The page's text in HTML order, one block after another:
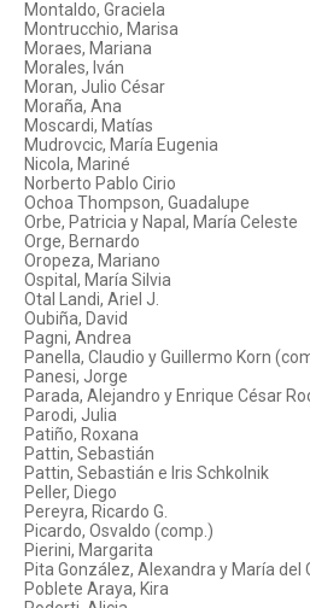
Montaldo, Graciela
Montrucchio, Marisa
Moraes, Mariana
Morales, Iván
Moran, Julio César
Moraña, Ana
Moscardi, Matías
Mudrovcic, María Eugenia
Nicola, Mariné
Norberto Pablo Cirio
Ochoa Thompson, Guadalupe
Orbe, Patricia y Napal, María Celeste
Orge, Bernardo
Oropeza, Mariano
Ospital, María Silvia
Otal Landi, Ariel J.
Oubiña, David
Pagni, Andrea
Panella, Claudio y Guillermo Korn
Panesi, Jorge
Parada, Alejandro y Enrique César
Parodi, Julia
Patiño, Roxana
Pattin, Sebastián
Pattin, Sebastián e Iris Schkolnik
Peller, Diego
Pereyra, Ricardo G.
Picardo, Osvaldo (comp.)
Pierini, Margarita
Pita González, Alexandra y María del
Poblete Araya, Kira